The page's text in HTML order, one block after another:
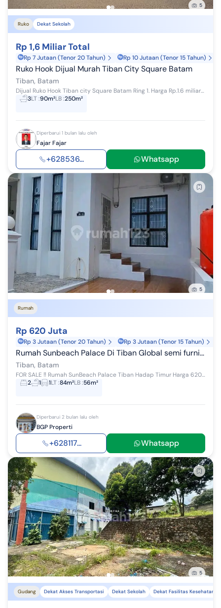
5
Ruko Dekat Sekolah
Rp 1,6 Miliar Total
Rp 7 Jutaan (Tenor 20 Tahun) Rp 10 Jutaan (Tenor 15 Tahun)
Ruko Hook Dijual Murah Tiban City Square Batam
Tiban, Batam
Dijual Ruko Hook Tiban city Square Batam Ring 1. Harga Rp.1.6 miliar Nett Harga dijamin Murah <->️Area Ruko berdekatan dengan Usaha: <->️Cafe,...
3LT:90m²LB:250m²
Diperbarui 1 bulan lalu oleh
Fajar Fajar
+628536... Whatsapp
5
Rumah
Rp 620 Juta
Rp 3 Jutaan (Tenor 20 Tahun) Rp 3 Jutaan (Tenor 15 Tahun)
Rumah Sunbeach Palace Di Tiban Global semi furnished
Tiban, Batam
FOR SALE ‼️ Rumah SunBeach Palace Tiban Hadap Timur Harga 620juta Nego Sampai jadi Spesifikasi: ✅Luas Tanah: 84m² ✅Luas bangunan : 56 m²...
2
1 1LT:84m²LB:56m²
Diperbarui 2 bulan lalu oleh
BGP Properti
+628117... Whatsapp
5
Gudang Dekat Akses Transportasi Dekat Sekolah Dekat Fasilitas Kesehatan